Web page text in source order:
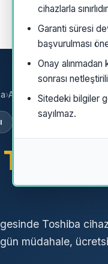
cihazlarla
Garanti süresi
başvurulması
Onay
sonrası
Sitedeki bilgiler
sayılmaz.
›Ahmetli
Toshiba
Toshiba
müdahale,